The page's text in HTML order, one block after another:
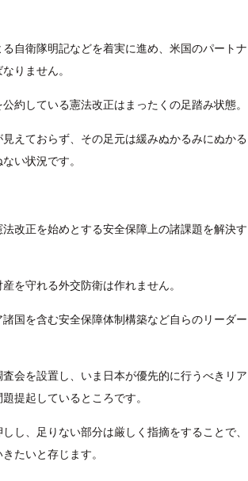
自衛隊明記などを着実に進め、米国のパートナ
りません。
約している憲法改正はまったくの足踏み状態。
えておらず、その足元は緩みぬかるみにぬかる
い状況です。
改正を始めとする安全保障上の諸課題を解決す
を守れる外交防衛は作れません。
国を含む安全保障体制構築など自らのリーダー
会を設置し、いま日本が優先的に行うべきリア
提起しているところです。
し、足りない部分は厳しく指摘をすることで、
たいと存じます。